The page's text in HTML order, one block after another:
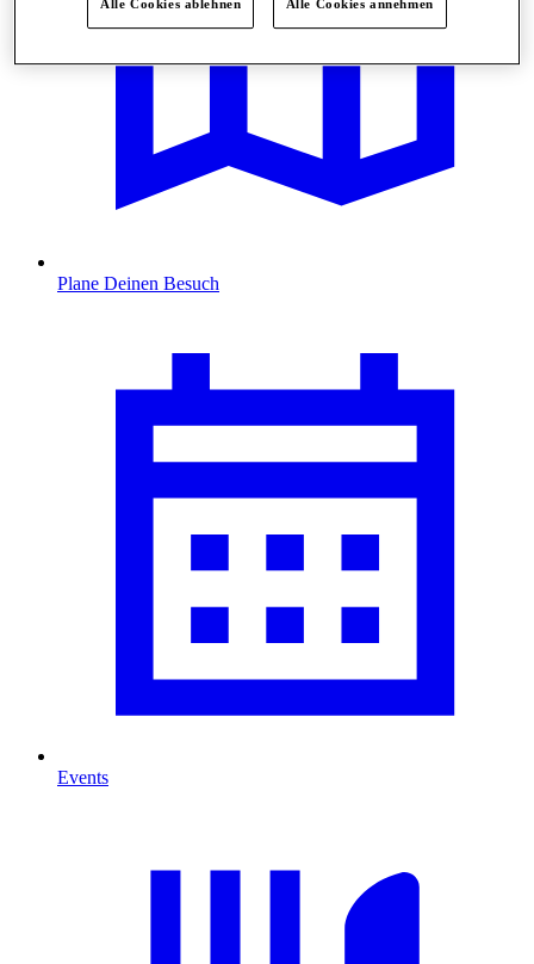
Plane Deinen Besuch
Events
Alle Cookies ablehnen Alle Cookies annehmen